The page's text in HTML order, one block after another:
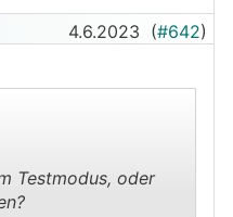
4.6.2023 (#642)
Testmodus, oder